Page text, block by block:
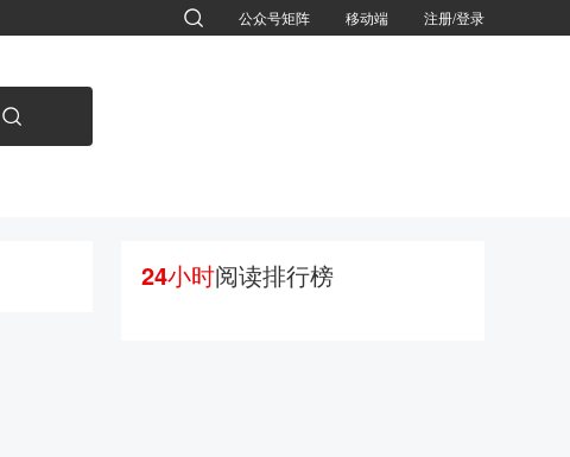
公众号矩阵 移动端
注册/登录
24小时阅读排行榜